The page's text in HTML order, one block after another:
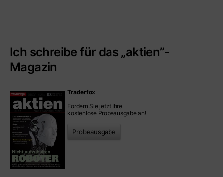
Ich schreibe für das „aktien”-
Magazin
Traderfox
Fordern Sie jetzt Ihre
kostenlose Probeausgabe an!
Probeausgabe